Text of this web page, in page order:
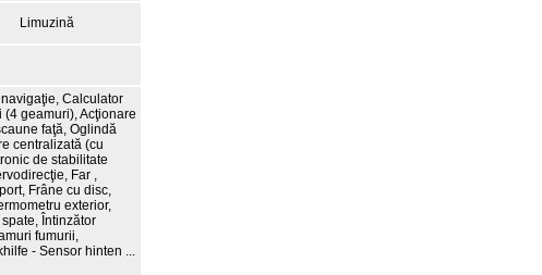
Limuzină
Calculator
geamuri), Acţionare
faţă, Oglindă
centralizată (cu
de stabilitate
Far ,
Frâne cu disc,
exterior,
Întinzător
fumurii,
- Sensor hinten ...